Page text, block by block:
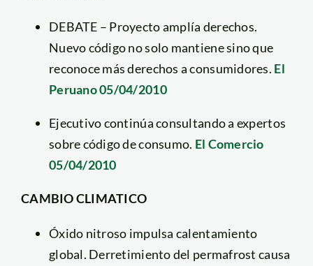
DEBATE – Proyecto amplía derechos.
Nuevo código no solo mantiene sino que
reconoce más derechos a consumidores. El
Peruano 05/04/2010
Ejecutivo continúa consultando a expertos
sobre código de consumo. El Comercio
05/04/2010
CAMBIO CLIMATICO
Óxido nitroso impulsa calentamiento
global. Derretimiento del permafrost causa